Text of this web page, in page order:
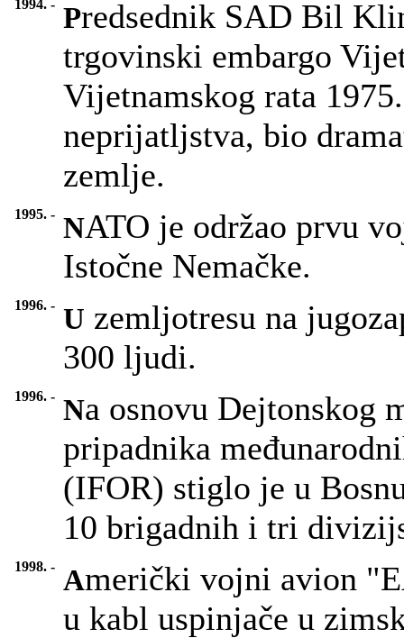
1994. - Predsednik SAD Bil
trgovinski embargo
Vijetnamskog rata
neprijatljstva, bio
zemlje.
1995. - NATO je održao prvu
Istočne Nemačke.
1996. - U zemljotresu na
300 ljudi.
1996. - Na osnovu Dejtonskog
pripadnika
(IFOR) stiglo je u
10 brigadnih i tri
1998. - Američki vojni avion
u kabl uspinjače u